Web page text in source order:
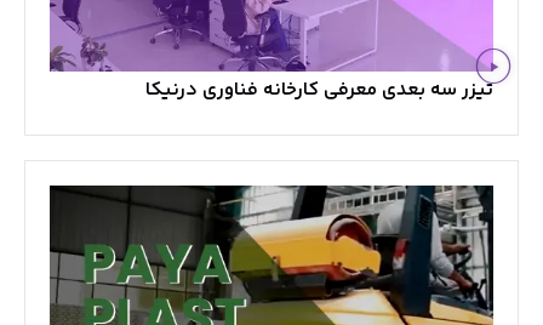
تیزر سه بعدی معرفی کارخانه فناوری درنیکا